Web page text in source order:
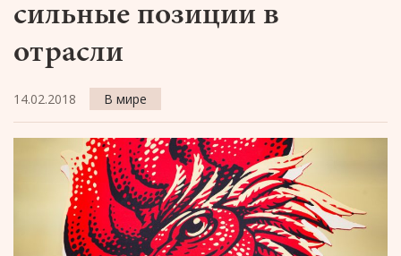
сильные позиции в
отрасли
14.02.2018 В мире